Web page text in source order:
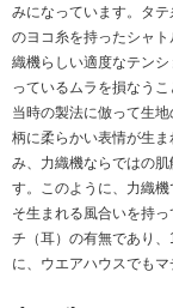
みになっています。タ
のヨコ糸を持ったシャ
織機らしい適度なテン
っているムラを損なう
当時の製法に倣って生
柄に柔らかい表情が生
み、力織機ならではの
す。このように、力織
そ生まれる風合いを持
チ（耳）の有無であり
に、ウエアハウスでも